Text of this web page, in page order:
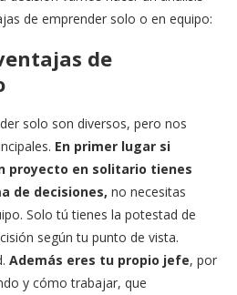
de emprender solo o en equipo:
de
solo son diversos, pero nos
En primer lugar si
proyecto en solitario tienes
de decisiones, no necesitas
Solo tú tienes la potestad de
según tu punto de vista.
Además eres tu propio jefe, por
y cómo trabajar, que